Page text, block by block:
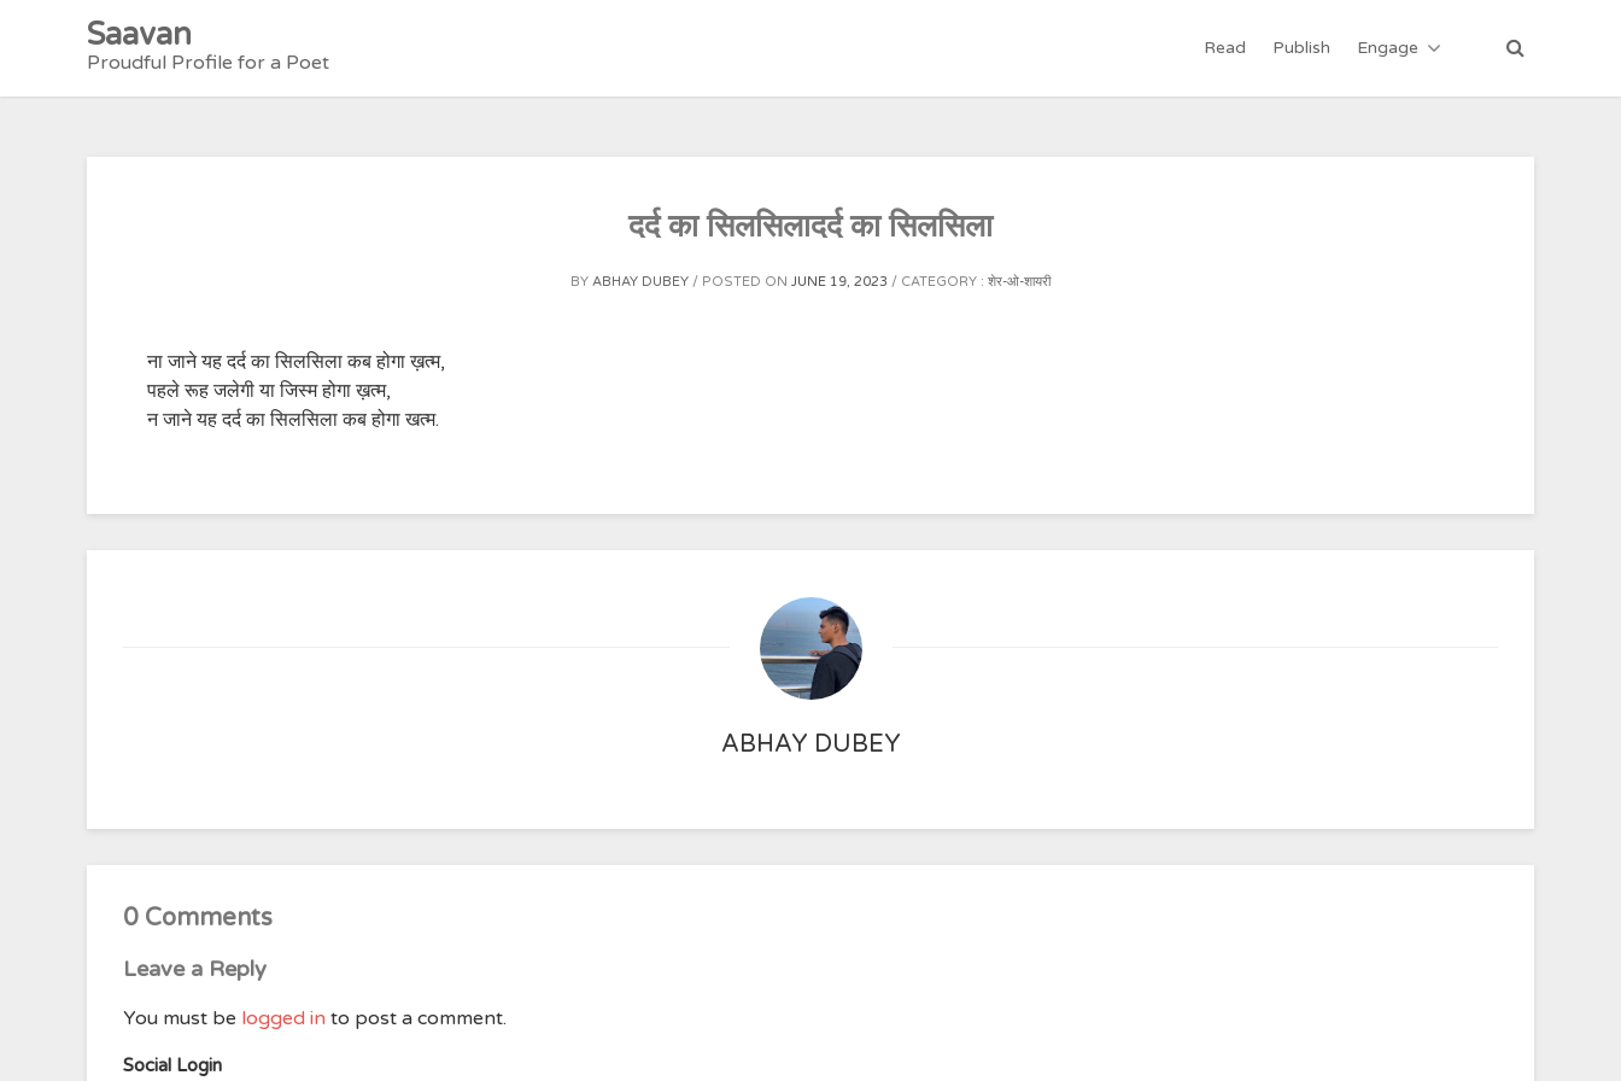
Saavan
Proudful Profile for a Poet
Read Publish Engage
दर्द का सिलसिलादर्द का सिलसिला
BY ABHAY DUBEY POSTED ON JUNE 19, 2023 CATEGORY : शेर-ओ-शायरी
ना जाने यह दर्द का सिलसिला कब होगा ख़त्म,
पहले रूह जलेगी या जिस्म होगा ख़त्म,
न जाने यह दर्द का सिलसिला कब होगा खत्म.
ABHAY DUBEY
0 Comments
Leave a Reply
You must be logged in to post a comment.
Social Login